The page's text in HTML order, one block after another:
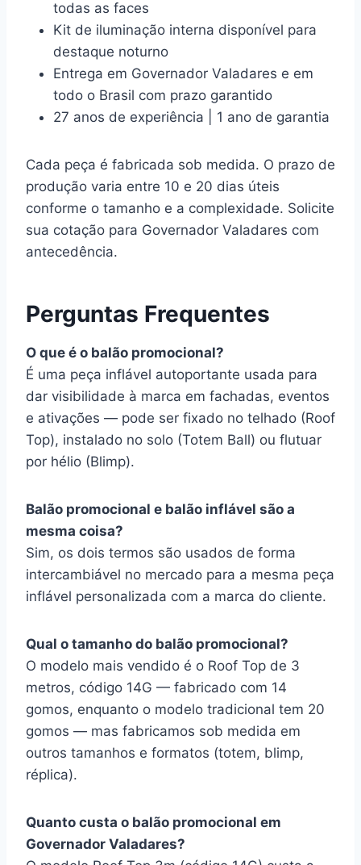
todas as faces
Kit de iluminação interna disponível para
destaque noturno
Entrega em Governador Valadares e em
todo o Brasil com prazo garantido
27 anos de experiência | 1 ano de garantia
Cada peça é fabricada sob medida. O prazo de
produção varia entre 10 e 20 dias úteis
conforme o tamanho e a complexidade. Solicite
sua cotação para Governador Valadares com
antecedência.
Perguntas Frequentes
O que é o balão promocional?
É uma peça inflável autoportante usada para
dar visibilidade à marca em fachadas, eventos
e ativações — pode ser fixado no telhado (Roof
Top), instalado no solo (Totem Ball) ou flutuar
por hélio (Blimp).
Balão promocional e balão inflável são a
mesma coisa?
Sim, os dois termos são usados de forma
intercambiável no mercado para a mesma peça
inflável personalizada com a marca do cliente.
Qual o tamanho do balão promocional?
O modelo mais vendido é o Roof Top de 3
metros, código 14G — fabricado com 14
gomos, enquanto o modelo tradicional tem 20
gomos — mas fabricamos sob medida em
outros tamanhos e formatos (totem, blimp,
réplica).
Quanto custa o balão promocional em
Governador Valadares?